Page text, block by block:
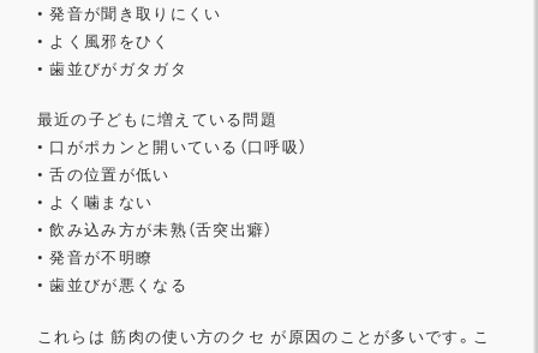
• 発音が聞き取りにくい
• よく風邪をひく
• 歯並びがガタガタ
最近の子どもに増えている問題
• 口がポカンと開いている（口呼吸）
• 舌の位置が低い
• よく噛まない
• 飲み込み方が未熟（舌突出癖）
• 発音が不明瞭
• 歯並びが悪くなる
これらは 筋肉の使い方のクセ が原因のことが多いです。 こ